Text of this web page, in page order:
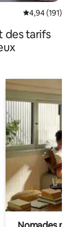
Évaluation
4,94 (191)
des tarifs